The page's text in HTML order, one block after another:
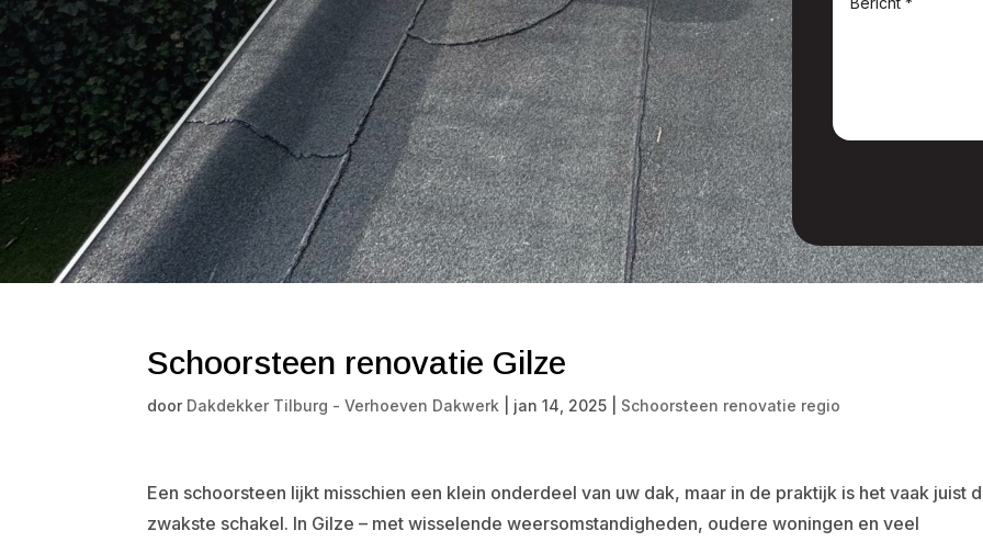
Schoorsteen renovatie Gilze
door Dakdekker Tilburg - Verhoeven Dakwerk jan 14, 2025 Schoorsteen renovatie regio
Een schoorsteen lijkt misschien een klein onderdeel van uw dak, maar in de praktijk is het vaak juist
zwakste schakel. In Gilze – met wisselende weersomstandigheden, oudere woningen en veel